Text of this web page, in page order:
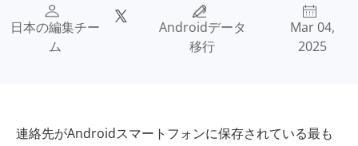
日本の編集チー
ム
Androidデータ
移行
Mar 04,
2025
連絡先がAndroidスマートフォンに保存されている最も